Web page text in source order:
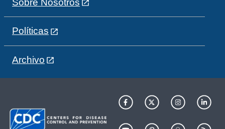
Sobre Nosotros
Políticas
Archivo